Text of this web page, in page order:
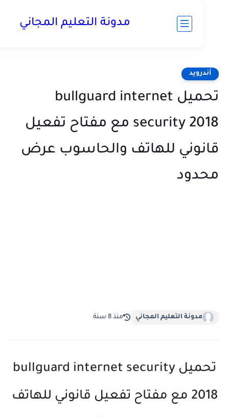
مدونة التعليم المجاني
تحميل bullguard internet
security 2018 مع مفتاح تفعيل
للهاتف والحاسوب عرض
مدونة التعليم المجاني منذ 8 سنة
تحميل bullguard internet security
2018 مع مفتاح تفعيل قانوني للهاتف